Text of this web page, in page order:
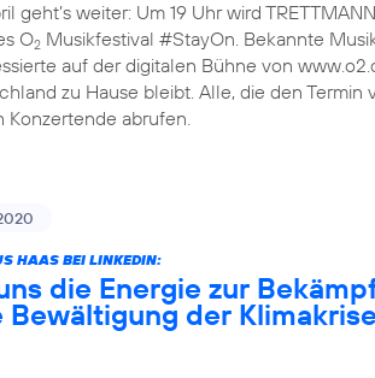
geht’s weiter: Um 19 Uhr wird
O2 Musikfestival #StayOn. Bekannte
auf der digitalen Bühne von
zu Hause bleibt. Alle, die den
Konzertende abrufen.
HAAS BEI LINKEDIN:
die Energie zur
Bewältigung der